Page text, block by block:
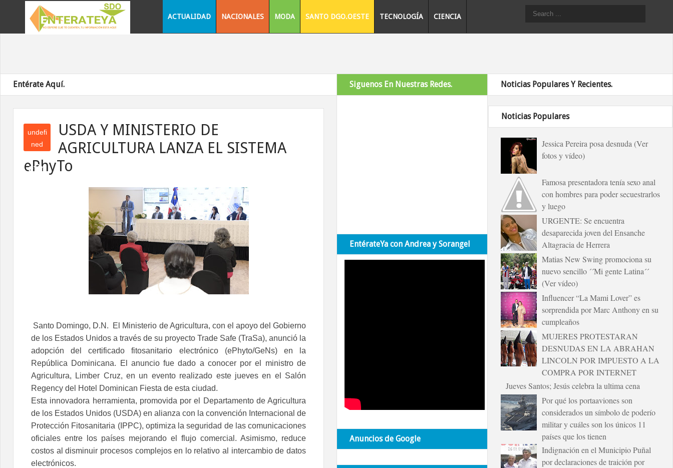
ACTUALIDAD NACIONALES MODA SANTO DGO.OESTE TECNOLOGÍA CIENCIA
Entérate Aquí.
undefi
ned
efin
USDA Y MINISTERIO DE
AGRICULTURA LANZA EL SISTEMA
ePhyTo
Santo Domingo, D.N. El Ministerio de Agricultura, con el apoyo del Gobierno
de los Estados Unidos a través de su proyecto Trade Safe (TraSa), anunció la
adopción del certificado fitosanitario electrónico (ePhyto/GeNs) en la
República Dominicana. El anuncio fue dado a conocer por el ministro de
Agricultura, Limber Cruz, en un evento realizado este jueves en el Salón
Regency del Hotel Dominican Fiesta de esta ciudad.
Esta innovadora herramienta, promovida por el Departamento de Agricultura
de los Estados Unidos (USDA) en alianza con la convención Internacional de
Protección Fitosanitaria (IPPC), optimiza la seguridad de las comunicaciones
oficiales entre los países mejorando el flujo comercial. Asimismo, reduce
costos al disminuir procesos complejos en lo relativo al intercambio de datos
electrónicos.
Siguenos En Nuestras Redes.
EntérateYa con Andrea y Sorangel
Anuncios de Google
Noticias Populares Y Recientes.
Noticias Populares
Jessica Pereira posa desnuda (Ver
fotos y vídeo)
Famosa presentadora tenía sexo anal
con hombres para poder secuestrarlos
y luego
URGENTE: Se encuentra
desaparecida joven del Ensanche
Altagracia de Herrera
Matias New Swing promociona su
nuevo sencillo ´´Mi gente Latina´´
(Ver vídeo)
Influencer “La Mami Lover” es
sorprendida por Marc Anthony en su
cumpleaños
MUJERES PROTESTARAN
DESNUDAS EN LA ABRAHAN
LINCOLN POR IMPUESTO A LA
COMPRA POR INTERNET
Jueves Santos; Jesús celebra la ultima cena
Por qué los portaaviones son
considerados un símbolo de poderío
militar y cuáles son los únicos 11
países que los tienen
Indignación en el Municipio Puñal
por declaraciones de traición por